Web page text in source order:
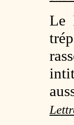
Le